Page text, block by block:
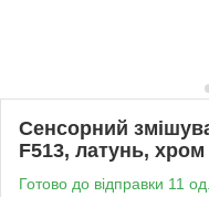
Сенсорний
F513, латунь, хром
Готово до відправки 11 од.